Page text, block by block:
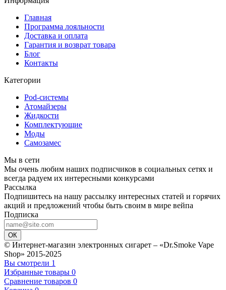
Главная
Программа лояльности
Доставка и оплата
Гарантия и возврат товара
Блог
Контакты
Категории
Pod-системы
Атомайзеры
Жидкости
Комплектующие
Моды
Самозамес
Мы в сети
Мы очень любим наших подписчиков в социальных сетях и
всегда радуем их интересными конкурсами
Рассылка
Подпишитесь на нашу рассылку интересных статей и горячих
акций и предложений чтобы быть своим в мире вейпа
Подписка
ОК
© Интернет-магазин электронных сигарет – «Dr.Smoke Vape
Shop» 2015-2025
Вы смотрели 1
Избранные товары 0
Сравнение товаров 0